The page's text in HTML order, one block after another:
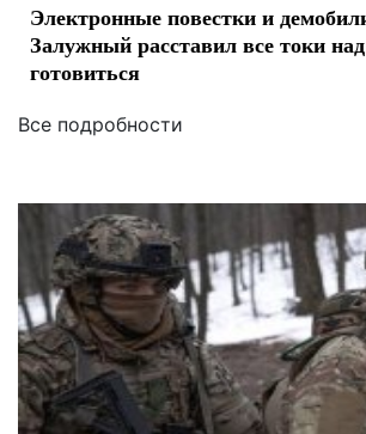
Электронные повестки и
Залужный расставил все токи
готовиться
Все подробности